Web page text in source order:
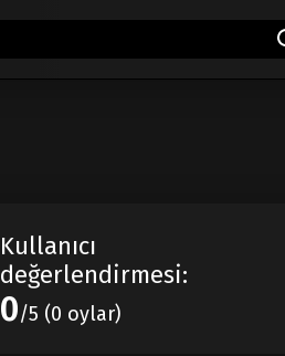
Kullanıcı
değerlendirmesi:
0/5 (0 oylar)